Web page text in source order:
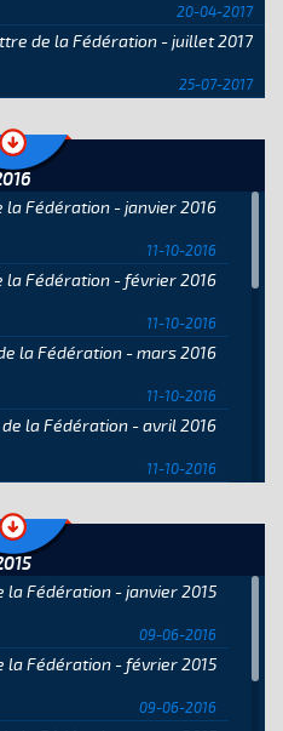
20-04-2017
de la Fédération - juillet 2017
25-07-2017
la Fédération - janvier 2016
11-10-2016
la Fédération - février 2016
11-10-2016
la Fédération - mars 2016
11-10-2016
la Fédération - avril 2016
11-10-2016
de la Fédération - juin 2016
la Fédération - juillet 2016
la Fédération - août 2016
la Fédération - janvier 2015
09-06-2016
la Fédération - février 2015
09-06-2016